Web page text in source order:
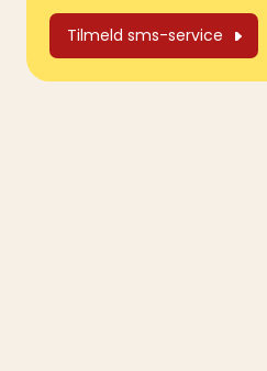
Tilmeld sms-service